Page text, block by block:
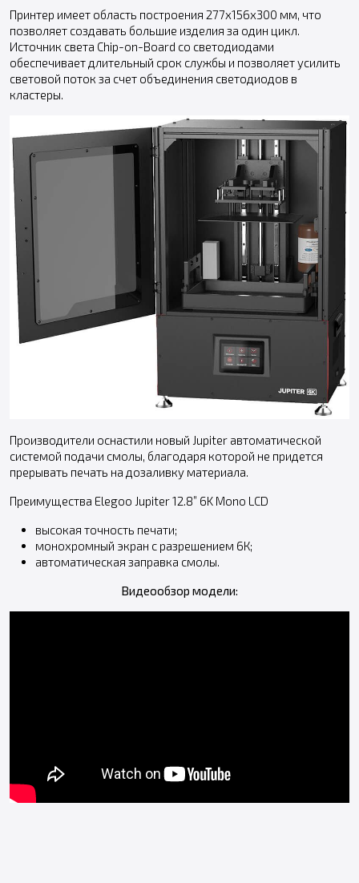
Принтер имеет область построения 277х156х300 мм, что
позволяет создавать большие изделия за один цикл.
Источник света Chip-on-Board со светодиодами
обеспечивает длительный срок службы и позволяет усилить
световой поток за счет объединения светодиодов в
кластеры.
Производители оснастили новый Jupiter автоматической
системой подачи смолы, благодаря которой не придется
прерывать печать на дозаливку материала.
Преимущества Elegoo Jupiter 12.8” 6K Mono LCD
высокая точность печати;
монохромный экран с разрешением 6К;
автоматическая заправка смолы.
Видеообзор модели: